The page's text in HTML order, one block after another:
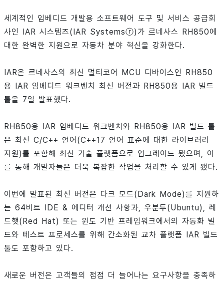
세계적인 임베디드 개발용 소프트웨어 도구 및 서비스 공급회
사인 IAR 시스템즈(IAR Systemsⓡ)가 르네사스 RH850에
대한 완벽한 지원으로 자동차 분야 혁신을 강화한다.
IAR은 르네사스의 최신 멀티코어 MCU 디바이스인 RH850
용 IAR 임베디드 워크벤치 최신 버전과 RH850용 IAR 빌드
툴을 7일 발표했다.
RH850용 IAR 임베디드 워크벤치와 RH850용 IAR 빌드 툴
은 최신 C/C++ 언어(C++17 언어 표준에 대한 라이브러리
지원)를 포함해 최신 기술 플랫폼으로 업그레이드 됐으며, 이
를 통해 개발자들은 더욱 복잡한 작업을 처리할 수 있게 됐다.
이번에 발표된 최신 버전은 다크 모드(Dark Mode)를 지원하
는 64비트 IDE & 에디터 개선 사항과, 우분투(Ubuntu), 레
드햇(Red Hat) 또는 윈도 기반 프레임워크에서의 자동화 빌
드와 테스트 프로세스를 위해 간소화된 교차 플랫폼 IAR 빌드
툴도 포함하고 있다.
새로운 버전은 고객들의 점점 더 늘어나는 요구사항을 충족하